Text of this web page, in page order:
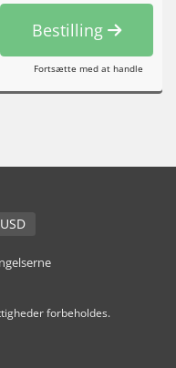
Bestilling
Fortsætte med at handle
Dansk / $ USD
forbeholdes.